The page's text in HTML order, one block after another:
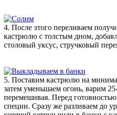
4. После этого переливаем
кастрюлю с толстым дном,
столовый уксус, стручковый
5. Поставим кастрюлю на
затем уменьшаем огонь, варим
перемешивая. Перед
специи. Сразу же разливаем до